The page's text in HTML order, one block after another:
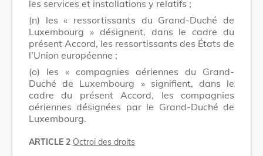
les services et installations y relatifs ;
(n) les « ressortissants du Grand-Duché de
Luxembourg » désignent, dans le cadre du
présent Accord, les ressortissants des États de
l’Union européenne ;
(o) les « compagnies aériennes du Grand-
Duché de Luxembourg » signifient, dans le
cadre du présent Accord, les compagnies
aériennes désignées par le Grand-Duché de
Luxembourg.
ARTICLE 2 Octroi des droits